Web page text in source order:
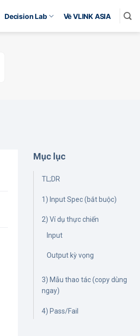
Decision Lab Về VLINK ASIA
Mục lục
TL;DR
1) Input Spec (bắt buộc)
2) Ví dụ thực chiến
Input
Output kỳ vọng
3) Mẫu thao tác (copy dùng
ngay)
4) Pass/Fail